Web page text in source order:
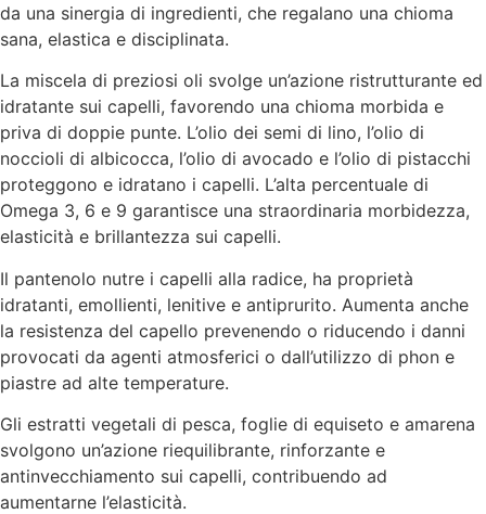
da una sinergia di ingredienti, che regalano una chioma
sana, elastica e disciplinata.
La miscela di preziosi oli svolge un’azione ristrutturante ed
idratante sui capelli, favorendo una chioma morbida e
priva di doppie punte. L’olio dei semi di lino, l’olio di
noccioli di albicocca, l’olio di avocado e l’olio di pistacchi
proteggono e idratano i capelli. L’alta percentuale di
Omega 3, 6 e 9 garantisce una straordinaria morbidezza,
elasticità e brillantezza sui capelli.
Il pantenolo nutre i capelli alla radice, ha proprietà
idratanti, emollienti, lenitive e antiprurito. Aumenta anche
la resistenza del capello prevenendo o riducendo i danni
provocati da agenti atmosferici o dall’utilizzo di phon e
piastre ad alte temperature.
Gli estratti vegetali di pesca, foglie di equiseto e amarena
svolgono un’azione riequilibrante, rinforzante e
antinvecchiamento sui capelli, contribuendo ad
aumentarne l’elasticità.